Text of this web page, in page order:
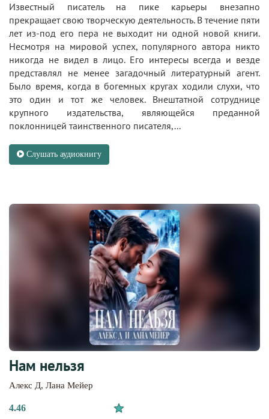
Известный писатель на пике карьеры внезапно
прекращает свою творческую деятельность. В течение пяти
лет из-под его пера не выходит ни одной новой книги.
Несмотря на мировой успех, популярного автора никто
никогда не видел в лицо. Его интересы всегда и везде
представлял не менее загадочный литературный агент.
Было время, когда в богемных кругах ходили слухи, что
это один и тот же человек. Внештатной сотруднице
крупного издательства, являющейся преданной
поклонницей таинственного писателя,...
Слушать аудиокнигу
Нам нельзя
Алекс Д, Лана Мейер
4.46